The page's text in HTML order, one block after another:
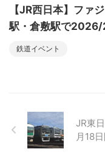
【JR西日本】ファ
駅・倉敷駅で2026/
鉄道イベント
JR東
月18